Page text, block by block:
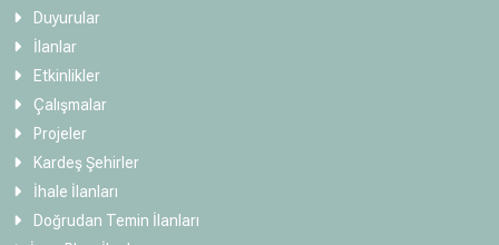
Duyurular
İlanlar
Etkinlikler
Çalışmalar
Projeler
Kardeş Şehirler
İhale İlanları
Doğrudan Temin İlanları